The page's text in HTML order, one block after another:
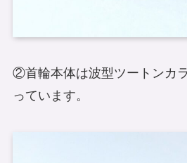
②首輪本体は波型ツートンカ
っています。